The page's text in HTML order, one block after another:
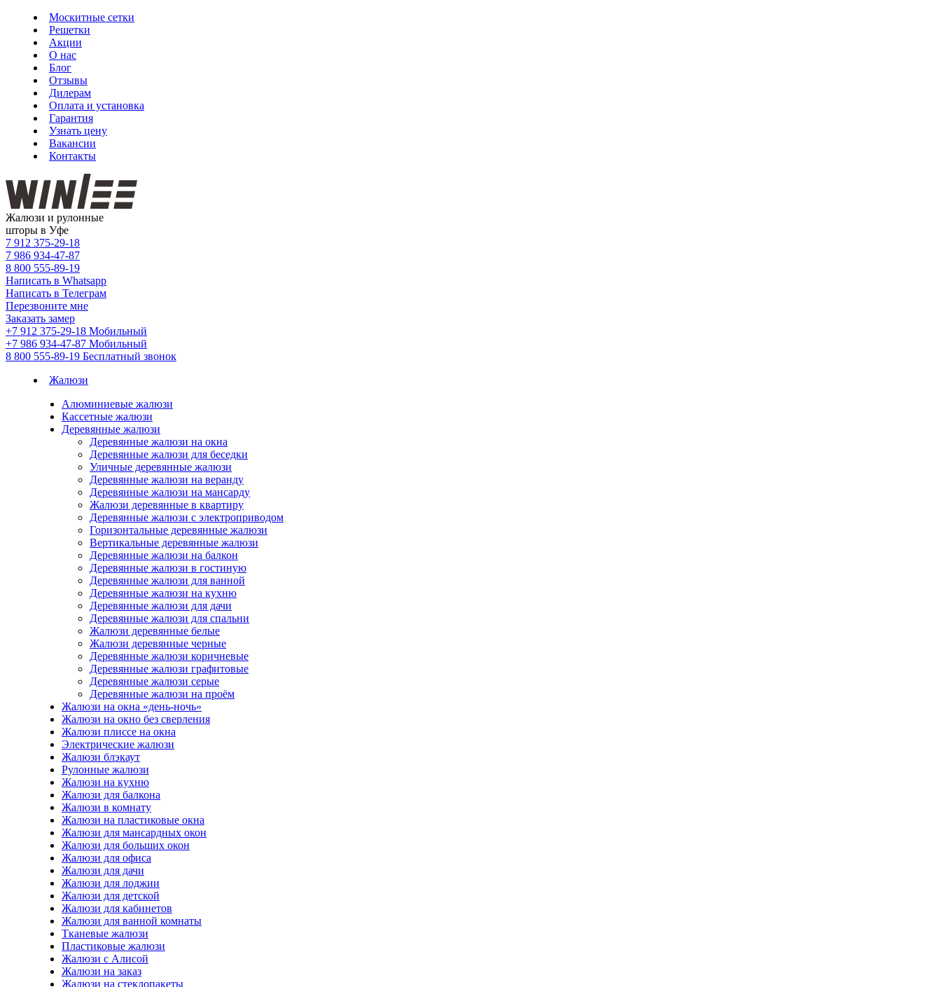
Москитные сетки
Решетки
Акции
О нас
Блог
Отзывы
Дилерам
Оплата и установка
Гарантия
Узнать цену
Вакансии
Контакты
Жалюзи и рулонные
шторы в Уфе
7 912 375-29-18
7 986 934-47-87
8 800 555-89-19
Написать в Whatsapp
Написать в Телеграм
Перезвоните мне
Заказать замер
+7 912 375-29-18 Мобильный
+7 986 934-47-87 Мобильный
8 800 555-89-19 Бесплатный звонок
Жалюзи
Алюминиевые жалюзи
Кассетные жалюзи
Деревянные жалюзи
Деревянные жалюзи на окна
Деревянные жалюзи для беседки
Уличные деревянные жалюзи
Деревянные жалюзи на веранду
Деревянные жалюзи на мансарду
Жалюзи деревянные в квартиру
Деревянные жалюзи с электроприводом
Горизонтальные деревянные жалюзи
Вертикальные деревянные жалюзи
Деревянные жалюзи на балкон
Деревянные жалюзи в гостиную
Деревянные жалюзи для ванной
Деревянные жалюзи на кухню
Деревянные жалюзи для дачи
Деревянные жалюзи для спальни
Жалюзи деревянные белые
Жалюзи деревянные черные
Деревянные жалюзи коричневые
Деревянные жалюзи графитовые
Деревянные жалюзи серые
Деревянные жалюзи на проём
Жалюзи на окна «день-ночь»
Жалюзи на окно без сверления
Жалюзи плиссе на окна
Электрические жалюзи
Жалюзи блэкаут
Рулонные жалюзи
Жалюзи на кухню
Жалюзи для балкона
Жалюзи в комнату
Жалюзи на пластиковые окна
Жалюзи для мансардных окон
Жалюзи для больших окон
Жалюзи для офиса
Жалюзи для дачи
Жалюзи для лоджии
Жалюзи для детской
Жалюзи для кабинетов
Жалюзи для ванной комнаты
Тканевые жалюзи
Пластиковые жалюзи
Жалюзи с Алисой
Жалюзи на заказ
Жалюзи на стеклопакеты